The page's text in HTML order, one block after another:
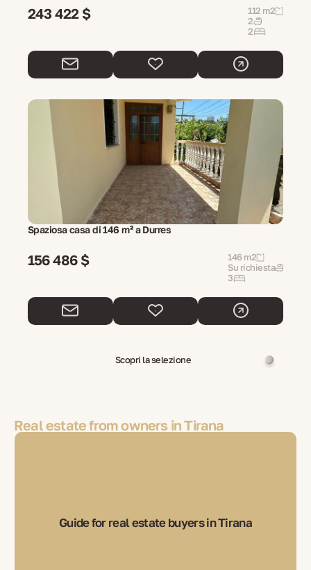
243 422 $
112 m2
2
2
Spaziosa casa di 146 m² a Durres
156 486 $
146 m2
Su richiesta
3
Scopri la selezione
Real estate from owners in Tirana
Guide for real estate buyers in Tirana